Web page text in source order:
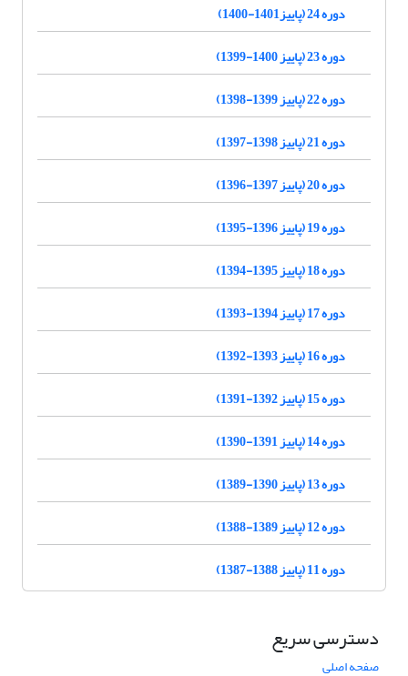
دوره 24 (پاییز1401-1400)
دوره 23 (پاییز 1400-1399)
دوره 22 (پاییز 1399-1398)
دوره 21 (پاییز 1398-1397)
دوره 20 (پاییز 1397-1396)
دوره 19 (پاییز 1396-1395)
دوره 18 (پاییز 1395-1394)
دوره 17 (پاییز 1394-1393)
دوره 16 (پاییز 1393-1392)
دوره 15 (پاییز 1392-1391)
دوره 14 (پاییز 1391-1390)
دوره 13 (پاییز 1390-1389)
دوره 12 (پاییز 1389-1388)
دوره 11 (پاییز 1388-1387)
دسترسی سریع
صفحه اصلی